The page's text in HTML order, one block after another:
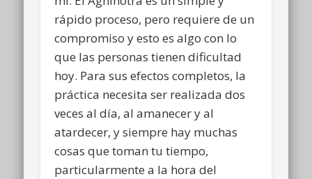
rápido proceso, pero requiere de un
compromiso y esto es algo con lo
que las personas tienen dificultad
hoy. Para sus efectos completos, la
práctica necesita ser realizada dos
veces al día, al amanecer y al
atardecer, y siempre hay muchas
cosas que toman tu tiempo,
particularmente a la hora del